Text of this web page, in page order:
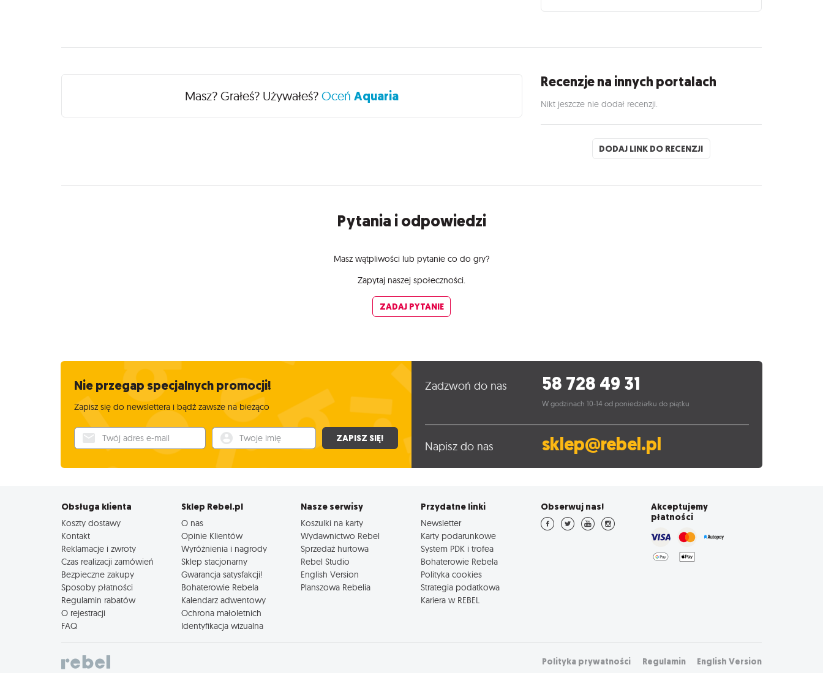
Recenzje
Masz? Grałeś? Używałeś? Oceń Aquaria
Recenzje na innych portalach
Nikt jeszcze nie dodał recenzji.
DODAJ LINK DO RECENZJI
Pytania i odpowiedzi
Masz wątpliwości lub pytanie co do gry?
Zapytaj naszej społeczności.
ZADAJ PYTANIE
Nie przegap specjalnych promocji!
Zapisz się do newslettera i bądź zawsze na bieżąco
Twój adres e-mail Twoje imię ZAPISZ SIĘ!
Zadzwoń do nas 58 728 49 31
W godzinach 10-14 od poniedziałku do piątku
Napisz do nas sklep@rebel.pl
Obsługa klienta
Koszty dostawy
Kontakt
Reklamacje i zwroty
Czas realizacji zamówień
Bezpieczne zakupy
Sposoby płatności
Regulamin rabatów
O rejestracji
FAQ
Sklep Rebel.pl
O nas
Opinie Klientów
Wyróżnienia i nagrody
Sklep stacjonarny
Gwarancja satysfakcji!
Bohaterowie Rebela
Kalendarz adwentowy
Ochrona małoletnich
Identyfikacja wizualna
Nasze serwisy
Koszulki na karty
Wydawnictwo Rebel
Sprzedaż hurtowa
Rebel Studio
English Version
Planszowa Rebelia
Przydatne linki
Newsletter
Karty podarunkowe
System PDK i trofea
Bohaterowie Rebela
Polityka cookies
Strategia podatkowa
Kariera w REBEL
Obserwuj nas!
Akceptujemy
płatności
Polityka prywatności Regulamin English Version